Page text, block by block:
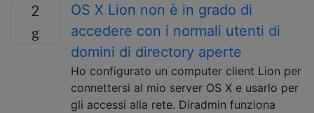
2
OS X Lion non è in grado di
accedere con i normali utenti di
domini di directory aperte
Ho configurato un computer client Lion per
connettersi al mio server OS X e usarlo per
gli accessi alla rete. Diradmin funziona